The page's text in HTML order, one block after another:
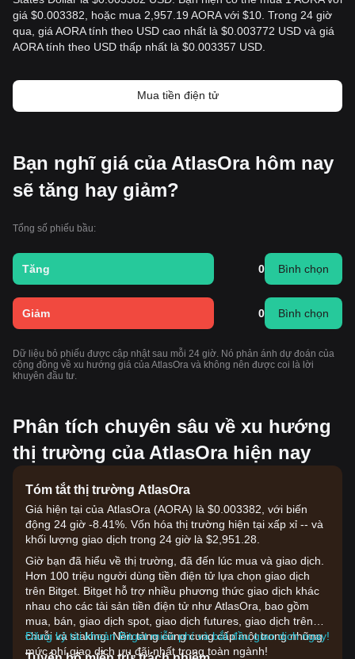
giá $0.003382, hoặc mua 2,957.19 AORA với $10. Trong 24 giờ
qua, giá AORA tính theo USD cao nhất là $0.003772 USD và giá
AORA tính theo USD thấp nhất là $0.003357 USD.
Mua tiền điện tử
Bạn nghĩ giá của AtlasOra hôm nay
sẽ tăng hay giảm?
Tổng số phiếu bầu:
Tăng 0 Bình chọn
Giảm 0 Bình chọn
Dữ liệu bỏ phiếu được cập nhật sau mỗi 24 giờ. Nó phản ánh dự đoán của
cộng đồng về xu hướng giá của AtlasOra và không nên được coi là lời
khuyên đầu tư.
Phân tích chuyên sâu về xu hướng
thị trường của AtlasOra hiện nay
Tóm tắt thị trường AtlasOra
Giá hiện tại của AtlasOra (AORA) là $0.003382, với biến
động 24 giờ -8.41%. Vốn hóa thị trường hiện tại xấp xỉ -- và
khối lượng giao dịch trong 24 giờ là $2,951.28.
Giờ bạn đã hiểu về thị trường, đã đến lúc mua và giao dịch.
Hơn 100 triệu người dùng tiền điện tử lựa chọn giao dịch
trên Bitget. Bitget hỗ trợ nhiều phương thức giao dịch khác
nhau cho các tài sản tiền điện tử như AtlasOra, bao gồm
mua, bán, giao dịch spot, giao dịch futures, giao dịch trên
chuỗi và staking. Nền tảng cũng cung cấp một trong những
mức phí giao dịch ưu đãi nhất trong toàn ngành!
Đăng ký tài khoản Bitget miễn phí và bắt đầu giao dịch ngay!